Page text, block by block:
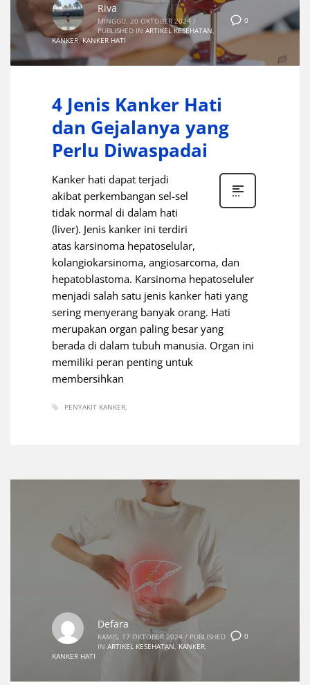
0
Riva
MINGGU, 20 OKTOBER 2024 /
PUBLISHED IN ARTIKEL KESEHATAN,
KANKER,KANKER HATI
4 Jenis Kanker Hati
dan Gejalanya yang
Perlu Diwaspadai
Kanker hati dapat terjadi
akibat perkembangan sel-sel
tidak normal di dalam hati
(liver). Jenis kanker ini terdiri
atas karsinoma hepatoselular,
kolangiokarsinoma, angiosarcoma, dan
hepatoblastoma. Karsinoma hepatoseluler
menjadi salah satu jenis kanker hati yang
sering menyerang banyak orang. Hati
merupakan organ paling besar yang
berada di dalam tubuh manusia. Organ ini
memiliki peran penting untuk
membersihkan
PENYAKIT KANKER
0
Defara
KAMIS, 17 OKTOBER 2024 / PUBLISHED
IN ARTIKEL KESEHATAN, KANKER,
KANKER HATI